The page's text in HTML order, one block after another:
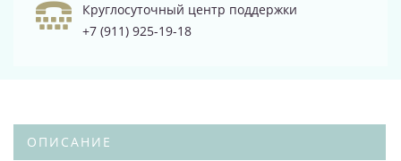
Круглосуточный центр поддержки
+7 (911) 925-19-18
ОПИСАНИЕ